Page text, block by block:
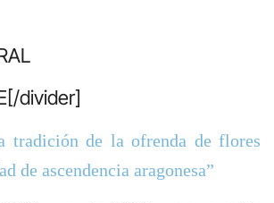
divider]
tradición de la ofrenda de flores
de ascendencia aragonesa”